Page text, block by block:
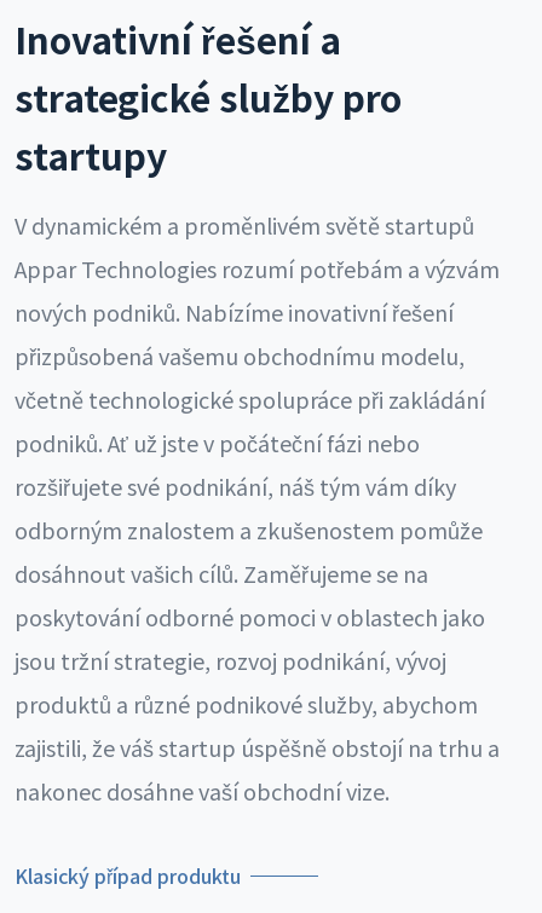
Inovativní řešení a
strategické služby pro
startupy
V dynamickém a proměnlivém světě startupů
Appar Technologies rozumí potřebám a výzvám
nových podniků. Nabízíme inovativní řešení
přizpůsobená vašemu obchodnímu modelu,
včetně technologické spolupráce při zakládání
podniků. Ať už jste v počáteční fázi nebo
rozšiřujete své podnikání, náš tým vám díky
odborným znalostem a zkušenostem pomůže
dosáhnout vašich cílů. Zaměřujeme se na
poskytování odborné pomoci v oblastech jako
jsou tržní strategie, rozvoj podnikání, vývoj
produktů a různé podnikové služby, abychom
zajistili, že váš startup úspěšně obstojí na trhu a
nakonec dosáhne vaší obchodní vize.
Klasický případ produktu